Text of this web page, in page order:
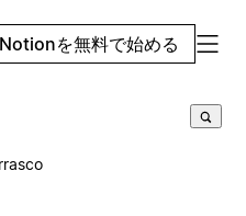
Notionを無料で始める